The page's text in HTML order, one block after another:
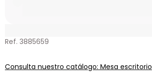
Ref. 3885659
Consulta nuestro catálogo: Mesa escritorio